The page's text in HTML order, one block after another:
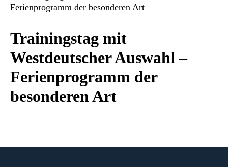
Trainingstag mit
Westdeutscher Auswahl –
Ferienprogramm der
besonderen Art